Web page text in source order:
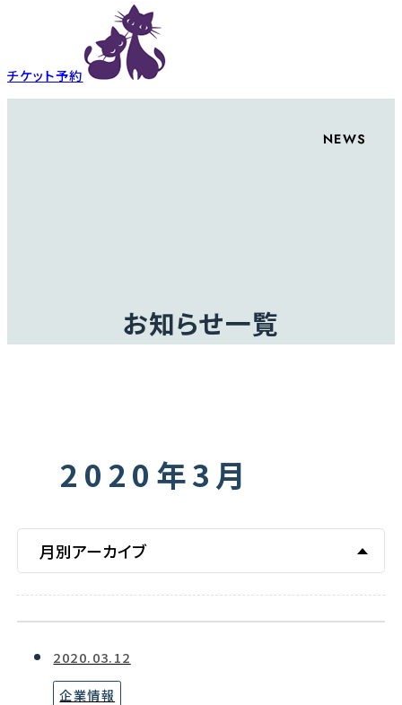
チケット予約
NEWS
お知らせ一覧
2020年3月
月別アーカイブ
2020.03.12
企業情報